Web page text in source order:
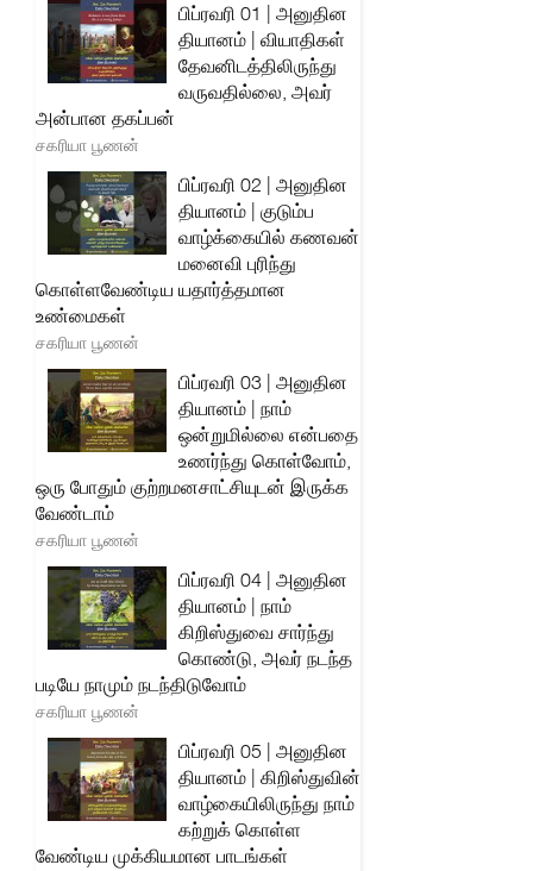
பிப்ரவரி 01 | அனுதின
தியானம் | வியாதிகள்
தேவனிடத்திலிருந்து
வருவதில்லை, அவர்
அன்பான தகப்பன்
சகரியா பூணன்
பிப்ரவரி 02 | அனுதின
தியானம் | குடும்ப
வாழ்க்கையில் கணவன்
மனைவி புரிந்து
கொள்ளவேண்டிய யதார்த்தமான
உண்மைகள்
சகரியா பூணன்
பிப்ரவரி 03 | அனுதின
தியானம் | நாம்
ஒன்றுமில்லை என்பதை
உணர்ந்து கொள்வோம்,
ஒரு போதும் குற்றமனசாட்சியுடன் இருக்க
வேண்டாம்
சகரியா பூணன்
பிப்ரவரி 04 | அனுதின
தியானம் | நாம்
கிறிஸ்துவை சார்ந்து
கொண்டு, அவர் நடந்த
படியே நாமும் நடந்திடுவோம்
சகரியா பூணன்
பிப்ரவரி 05 | அனுதின
தியானம் | கிறிஸ்துவின்
வாழ்கையிலிருந்து நாம்
கற்றுக் கொள்ள
வேண்டிய முக்கியமான பாடங்கள்